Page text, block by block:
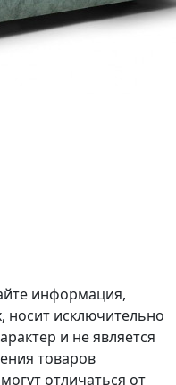
информация,
исключительно
и не является
товаров
отличаться от